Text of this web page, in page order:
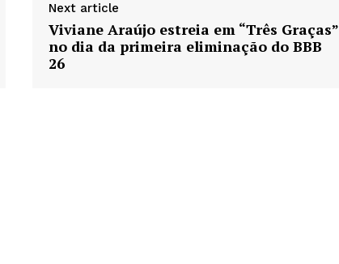
Next article
Viviane Araújo estreia em “Três Graças”
no dia da primeira eliminação do BBB
26